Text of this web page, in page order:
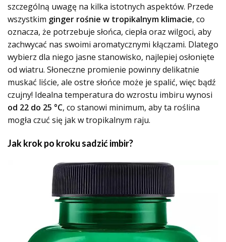
szczególną uwagę na kilka istotnych aspektów. Przede
wszystkim ginger rośnie w tropikalnym klimacie, co
oznacza, że potrzebuje słońca, ciepła oraz wilgoci, aby
zachwycać nas swoimi aromatycznymi kłączami. Dlatego
wybierz dla niego jasne stanowisko, najlepiej osłonięte
od wiatru. Słoneczne promienie powinny delikatnie
muskać liście, ale ostre słońce może je spalić, więc bądź
czujny! Idealna temperatura do wzrostu imbiru wynosi
od 22 do 25 °C, co stanowi minimum, aby ta roślina
mogła czuć się jak w tropikalnym raju.
Jak krok po kroku sadzić imbir?